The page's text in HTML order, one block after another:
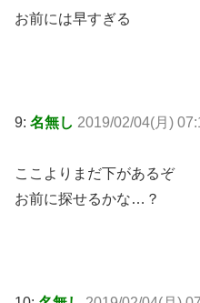
お前には早すぎる
9: 名無し 2019/02/04(月)
ここよりまだ下があるぞ
お前に探せるかな…？